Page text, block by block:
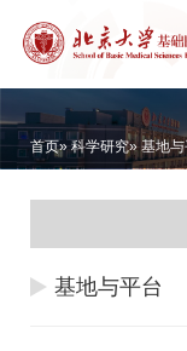
首页»科学研究» 基地
基地与平台